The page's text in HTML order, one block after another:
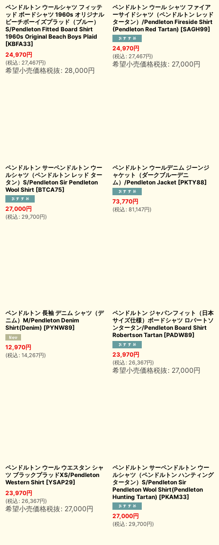
ペンドルトン ウールシャツ フィッテ
ッド ボードシャツ 1960s オリジナル
ビーチボーイズプラッド（ブルー）
S/Pendleton Fitted Board Shirt
1960s Original Beach Boys Plaid
[KBFA33]
24,970円
(税込 : 27,467円)
希望小売価格税抜: 28,000円
ペンドルトン ウール シャツ ファイア
ーサイドシャツ（ペンドルトン レッド
タータン）/Pendleton Fireside Shirt
(Pendleton Red Tartan) [SAGH99]
24,970円
(税込 : 27,467円)
希望小売価格税抜: 27,000円
ペンドルトン サーペンドルトン ウー
ルシャツ（ペンドルトン レッド ター
タン）S/Pendleton Sir Pendleton
Wool Shirt [BTCA75]
27,000円
(税込 : 29,700円)
ペンドルトン ウールデニム ジーンジ
ャケット（ダークブルーデニ
ム）/Pendleton Jacket [PKTY88]
73,770円
(税込 : 81,147円)
ペンドルトン 長袖 デニム シャツ（デ
ニム）M/Pendleton Denim
Shirt(Denim) [PYNW89]
12,970円
(税込 : 14,267円)
ペンドルトン ジャパンフィット（日本
サイズ仕様）ボードシャツ ロバートソ
ンタータン/Pendleton Board Shirt
Robertson Tartan [PADW89]
23,970円
(税込 : 26,367円)
希望小売価格税抜: 27,000円
ペンドルトン ウール ウエスタン シャ
ツ ブラックプラッドXS/Pendleton
Western Shirt [YSAP29]
23,970円
(税込 : 26,367円)
希望小売価格税抜: 27,000円
ペンドルトン サーペンドルトン ウー
ルシャツ（ペンドルトン ハンティング
タータン）S/Pendleton Sir
Pendleton Wool Shirt(Pendleton
Hunting Tartan) [PKAM33]
27,000円
(税込 : 29,700円)